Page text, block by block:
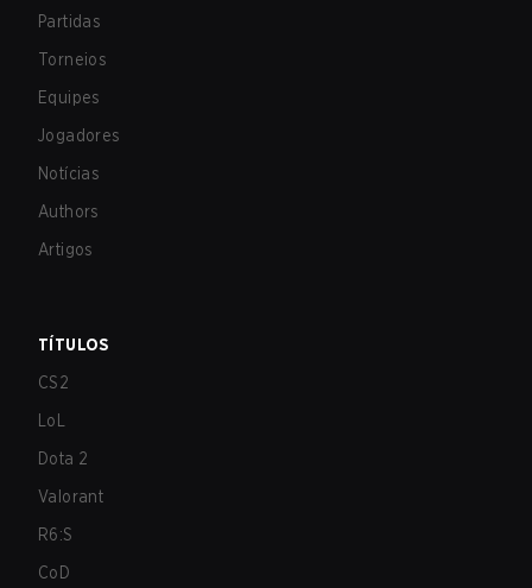
Partidas
Torneios
Equipes
Jogadores
Notícias
Authors
Artigos
TÍTULOS
CS2
LoL
Dota 2
Valorant
R6:S
CoD